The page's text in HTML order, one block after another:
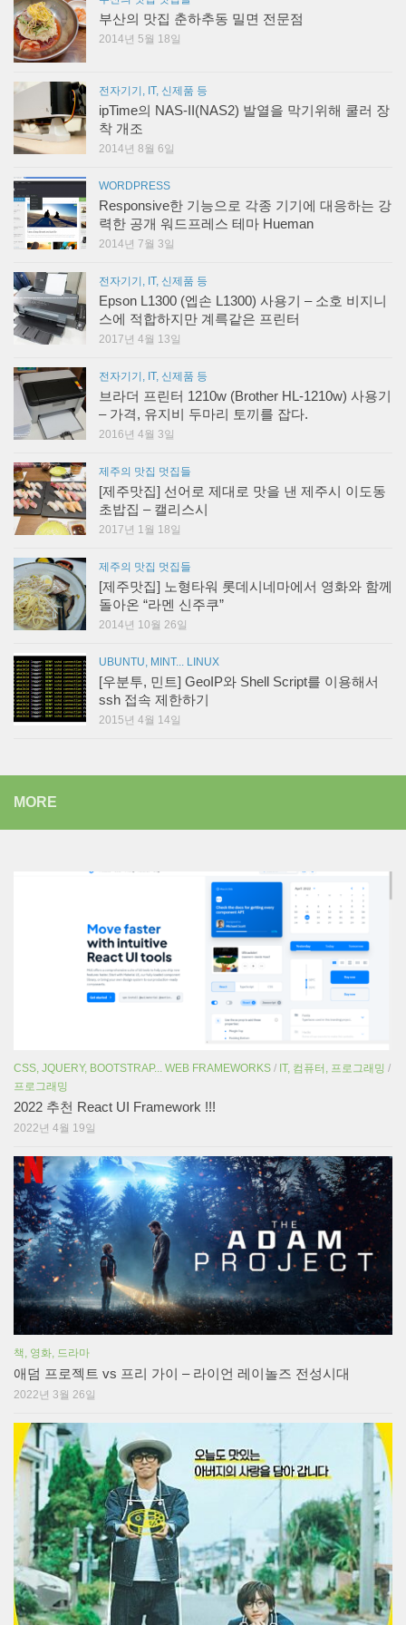
부산의 맛집 춘하추동 밀면 전문점
2014년 5월 18일
전자기기, IT, 신제품 등
ipTime의 NAS-II(NAS2) 발열을 막기위해 쿨러 장
착 개조
2014년 8월 6일
WORDPRESS
Responsive한 기능으로 각종 기기에 대응하는 강
력한 공개 워드프레스 테마 Hueman
2014년 7월 3일
전자기기, IT, 신제품 등
Epson L1300 (엡손 L1300) 사용기 – 소호 비지니
스에 적합하지만 계륵같은 프린터
2017년 4월 13일
전자기기, IT, 신제품 등
브라더 프린터 1210w (Brother HL-1210w) 사용기
– 가격, 유지비 두마리 토끼를 잡다.
2016년 4월 3일
제주의 맛집 멋집들
[제주맛집] 선어로 제대로 맛을 낸 제주시 이도동
초밥집 – 캘리스시
2017년 1월 18일
제주의 맛집 멋집들
[제주맛집] 노형타워 롯데시네마에서 영화와 함께
돌아온 “라멘 신주쿠”
2014년 10월 26일
UBUNTU, MINT... LINUX
[우분투, 민트] GeoIP와 Shell Script를 이용해서
ssh 접속 제한하기
2015년 4월 14일
MORE
CSS, JQUERY, BOOTSTRAP... WEB FRAMEWORKS / IT, 컴퓨터, 프로그래밍 /
프로그래밍
2022 추천 React UI Framework !!!
2022년 4월 19일
책, 영화, 드라마
애덤 프로젝트 vs 프리 가이 – 라이언 레이놀즈 전성시대
2022년 3월 26일